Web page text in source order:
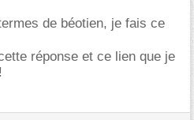
de béotien, je fais ce
réponse et ce lien que je